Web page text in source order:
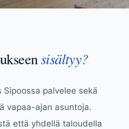
sisältyy?
Sipoossa palvelee sekä
vapaa-ajan asuntoja.
että yhdellä taloudella